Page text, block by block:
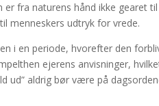
fra naturens hånd ikke gearet
menneskers udtryk for vrede.
i en periode, hvorefter den
ejerens anvisninger,
ud” aldrig bør være på